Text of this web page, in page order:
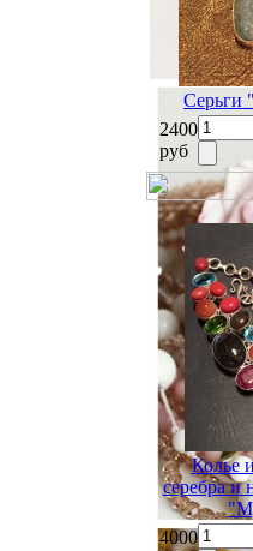
Серьги
2400
руб
Колье
серебра и
4000